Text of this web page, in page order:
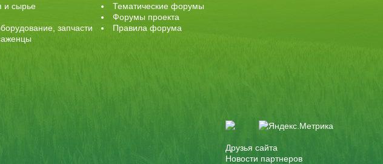
и сырье
запчасти
Тематические форумы
Форумы проекта
Правила форума
Друзья сайта
Новости партнеров